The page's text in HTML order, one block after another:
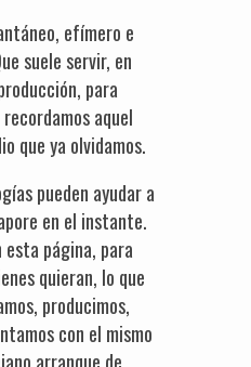
efímero e
suele servir, en
para
aquel
que ya olvidamos.
pueden ayudar a
en el instante.
esta página, para
quieran, lo que
producimos,
con el mismo